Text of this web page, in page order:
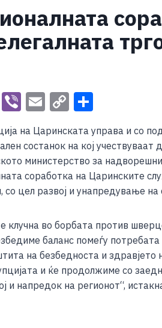
W
p
Vi
er
E
ai
l
C
p
y
Li
n
k
ar
e
на Царинската управа и со
состанок на кој
министерство за
соработка на Царинските
со цел развој и унапредување
клучна во борбата против
баланс помеѓу
на безбедноста и
и ќе продолжиме со
и напредок на регионот“,